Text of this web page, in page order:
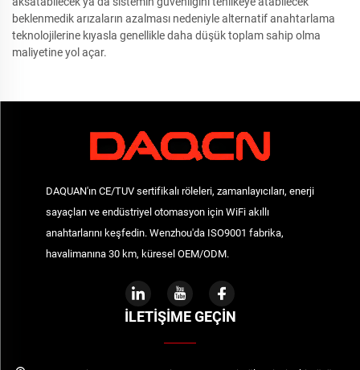
beklenmedik arızaların azalması nedeniyle alternatif anahtarlama
teknolojilerine kıyasla genellikle daha düşük toplam sahip olma
maliyetine yol açar.
DAQUAN'ın CE/TUV sertifikalı röleleri, zamanlayıcıları, enerji
sayaçları ve endüstriyel otomasyon için WiFi akıllı
anahtarlarını keşfedin. Wenzhou'da ISO9001 fabrika,
havalimanına 30 km, küresel OEM/ODM.
İLETIŞIME GEÇIN